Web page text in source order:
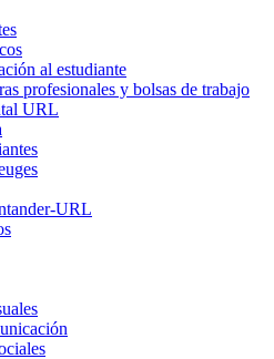
al estudiante
profesionales y bolsas de trabajo
URL
URL